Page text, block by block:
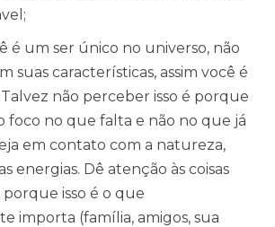
é um ser único no universo, não
suas características, assim você é
não perceber isso é porque
foco no que falta e não no que já
em contato com a natureza,
energias. Dê atenção às coisas
porque isso é o que
importa (família, amigos, sua